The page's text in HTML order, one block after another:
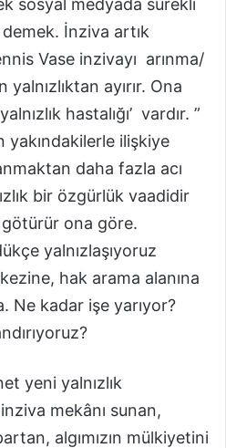
İnziva artık
Vase inzivayı arınma/
ayırır. Ona
hastalığı’ vardır. ”
yakındakilerle ilişkiye
daha fazla acı
bir özgürlük vaadidir
ona göre.
yalnızlaşıyoruz
hak arama alanına
Ne kadar işe yarıyor?
yeni yalnızlık
mekânı sunan,
algımızın mülkiyetini